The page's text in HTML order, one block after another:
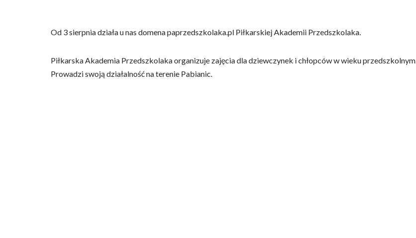
Od 3 sierpnia działa u nas domena paprzedszkolaka.pl Piłkarskiej Akademii Przedszkolaka.
Piłkarska Akademia Przedszkolaka organizuje zajęcia dla dziewczynek i chłopców w wieku przedszkolnym.
Prowadzi swoją działalność na terenie Pabianic.